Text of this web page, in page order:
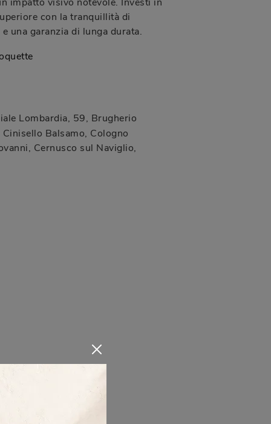
con la tranquillità di
una garanzia di lunga durata.
Lombardia, 59, Brugherio
Balsamo, Cologno
Cernusco sul Naviglio,